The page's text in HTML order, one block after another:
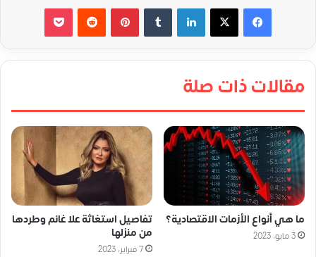
لينكدإن بينتيريست
مقالات ذات صلة
ما هي أنواع الأزمات الاقتصادية؟
3 مايو، 2023
تفاصيل استغاثة علا غانم وطردها
من منزلها
7 فبراير، 2023